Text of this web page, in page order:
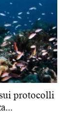
protocolli